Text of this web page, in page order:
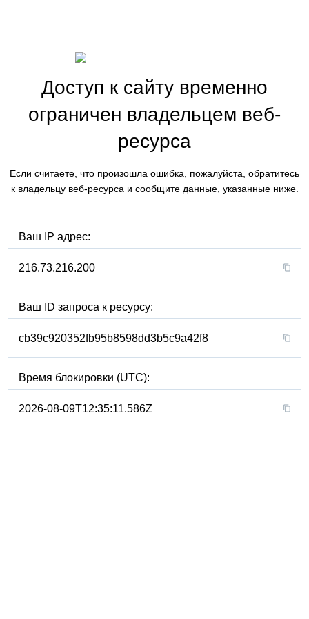
Доступ к сайту временно
ограничен владельцем веб-
ресурса
Если считаете, что произошла ошибка, пожалуйста, обратитесь
к владельцу веб-ресурса и сообщите данные, указанные ниже.
Ваш IP адрес:
216.73.216.200
Ваш ID запроса к ресурсу:
cb39c920352fb95b8598dd3b5c9a42f8
Время блокировки (UTC):
2026-08-09T12:35:11.586Z